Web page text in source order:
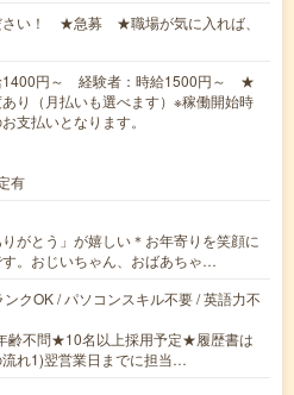
さい！ ★急募 ★職場が気に入れば、
1400円～ 経験者：時給1500円～ ★
り（月払いも選べます）※稼働開始時
支払いとなります。
有
がとう」が嬉しい＊お年寄りを笑顔に
。おじいちゃん、おばあちゃ…
クOK / パソコンスキル不要 / 英語力不
齢不問★10名以上採用予定★履歴書は
れ1)翌営業日までに担当…